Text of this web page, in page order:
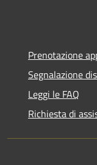
Prenotazione
Segnalazione
Leggi le FAQ
Richiesta di